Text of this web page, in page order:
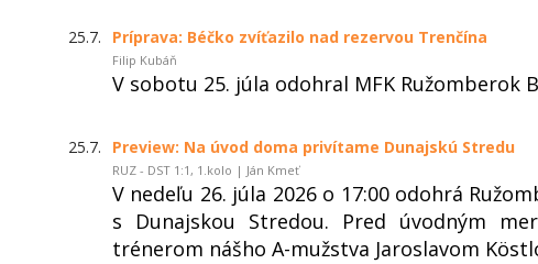
25.7. Príprava: Béčko zvíťazilo nad rezervou Trenčína
Filip Kubáň
V sobotu 25. júla odohral MFK
25.7. Preview: Na úvod doma privítame Dunajskú Stredu
RUZ - DST 1:1, 1.kolo | Ján Kmeť
V nedeľu 26. júla 2026 o 17:00 odohrá
s Dunajskou Stredou. Pred úvodným
trénerom nášho A-mužstva Jaroslavom